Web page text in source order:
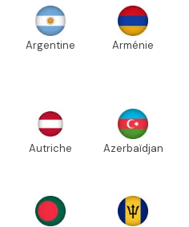
Argentine Arménie
Autriche Azerbaïdjan